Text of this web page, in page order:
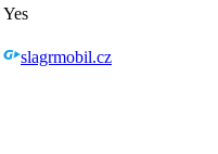
Yes
slagrmobil.cz